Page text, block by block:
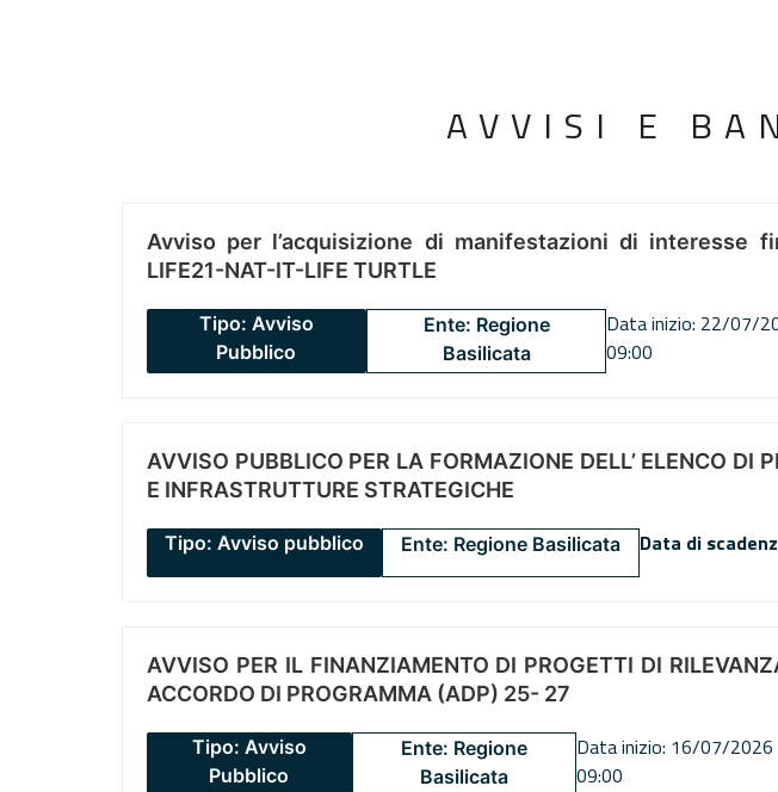
AVVISI E
Avviso per l’acquisizione di manifestazioni di interesse
LIFE21-NAT-IT-LIFE TURTLE
Tipo: Avviso
Pubblico
Ente: Regione
Basilicata
Data inizio: 22/07/
09:00
AVVISO PUBBLICO PER LA FORMAZIONE DELL’ ELENCO
E INFRASTRUTTURE STRATEGICHE
Tipo: Avviso pubblico Ente: Regione Basilicata Data di
AVVISO PER IL FINANZIAMENTO DI PROGETTI DI
ACCORDO DI PROGRAMMA (ADP) 25- 27
Tipo: Avviso
Pubblico
Ente: Regione
Basilicata
Data inizio: 16/07/2026
09:00